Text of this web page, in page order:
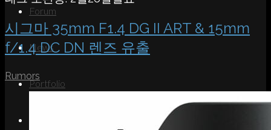
Forum
News
Portfolio
시그마 35mm F1.4 DG II ART & 15mm
f/1.4 DC DN 렌즈 유출
Rumors